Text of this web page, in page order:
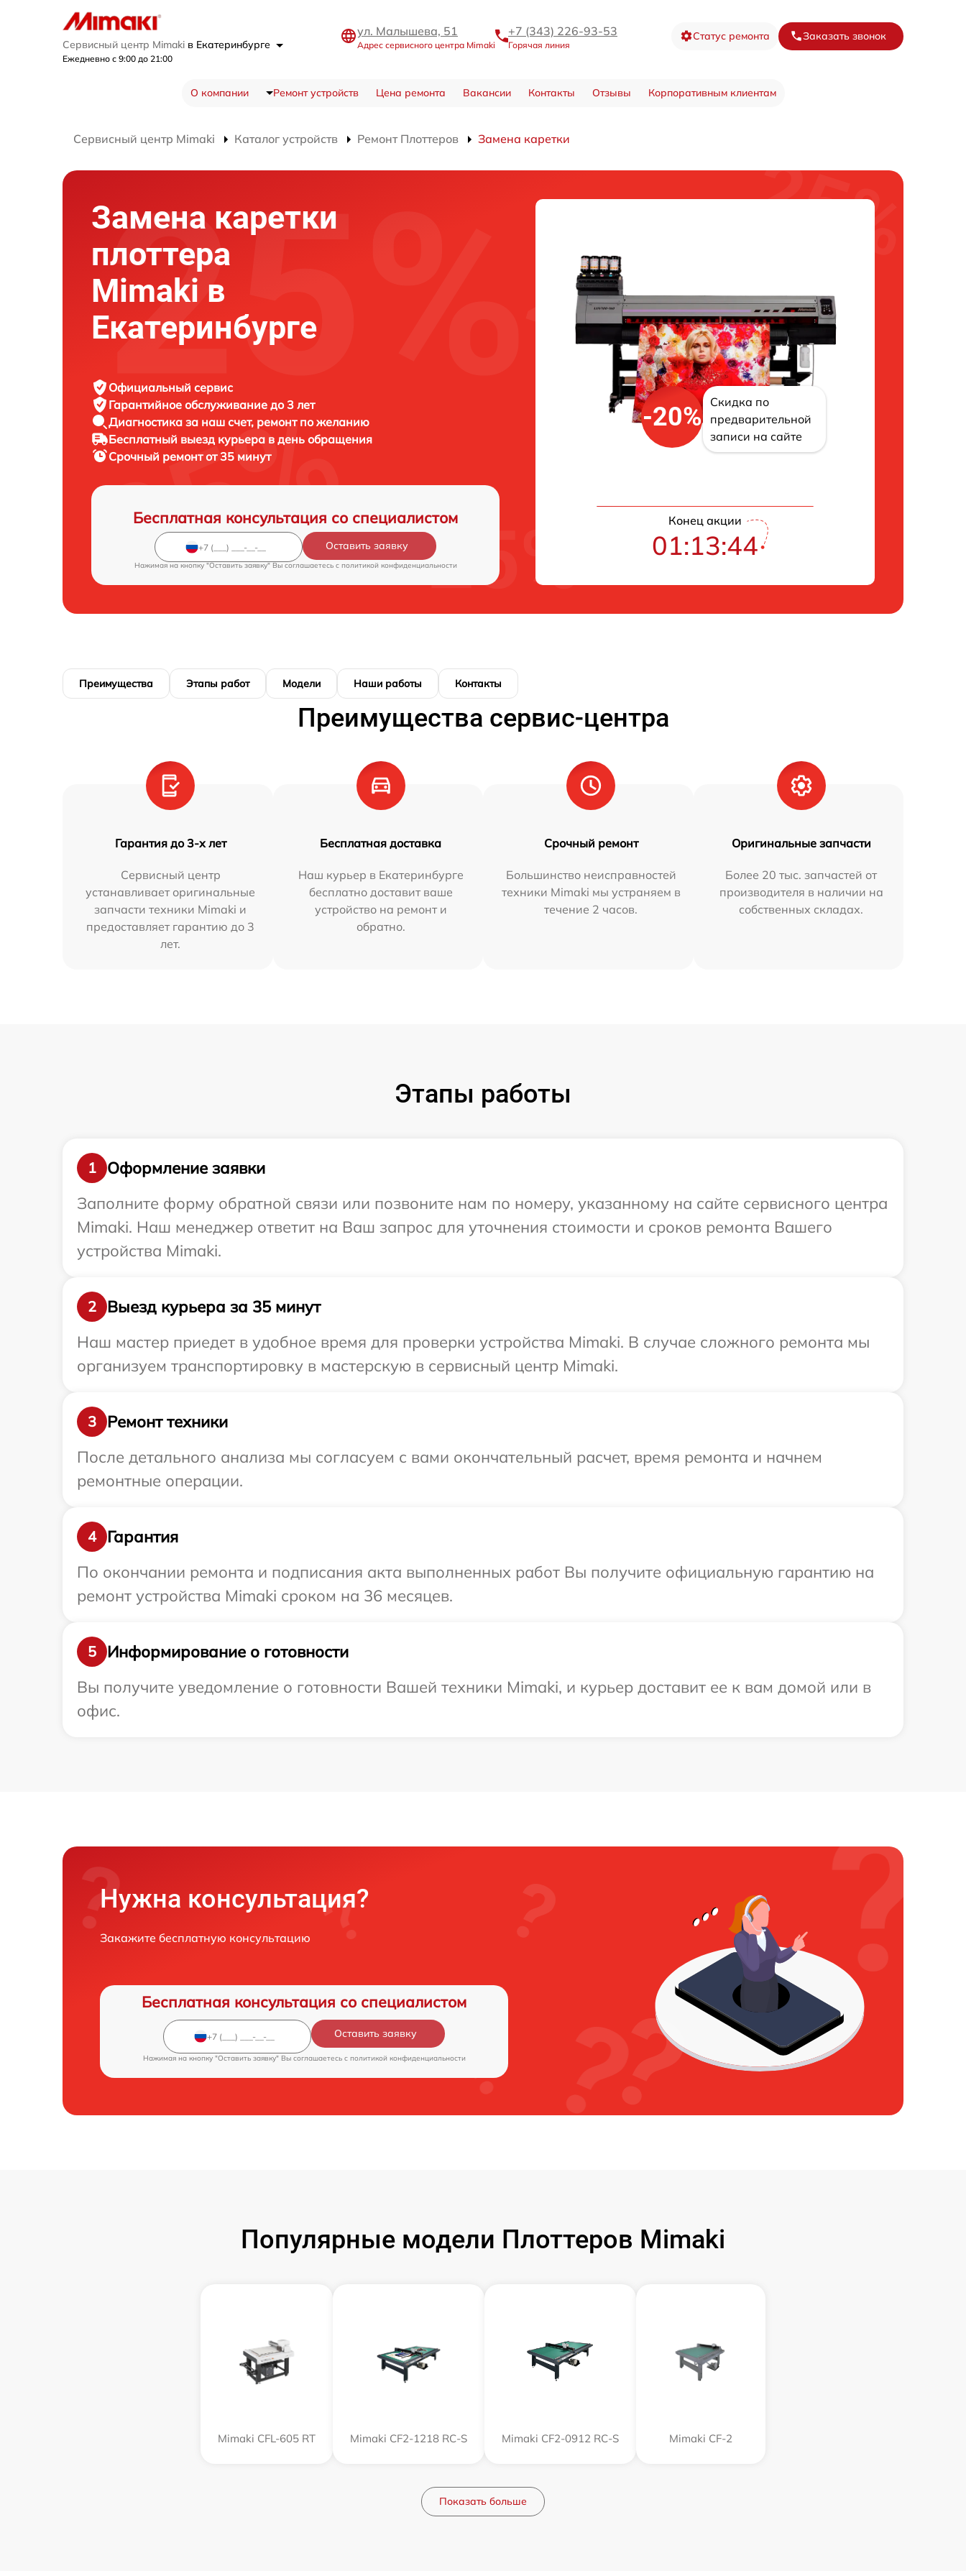
Сервисный центр Mimaki в Екатеринбурге
Ежедневно с 9:00 до 21:00
ул. Малышева, 51
Адрес сервисного центра Mimaki
+7 (343) 226-93-53
Горячая линия
Статус ремонта Заказать звонок
О компании Ремонт устройств Цена ремонта Вакансии Контакты Отзывы Корпоративным клиентам
Сервисный центр Mimaki Каталог устройств Ремонт Плоттеров Замена каретки
Замена каретки
плоттера
Mimaki в
Екатеринбурге
Официальный сервис
Гарантийное обслуживание до 3 лет
Диагностика за наш счет, ремонт по желанию
Бесплатный выезд курьера в день обращения
Срочный ремонтот 35 минут
Бесплатная консультация со специалистом
Оставить заявку
Нажимая на кнопку "Оставить заявку" Вы соглашаетесь c политикой конфиденциальности
-20%
Скидка по
предварительной
записи на сайте
Конец акции
01:13:43
Преимущества Этапы работ Модели Наши работы Контакты
Преимущества сервис-центра
Гарантия до 3-х лет
Сервисный центр
устанавливает оригинальные
запчасти техники Mimaki и
предоставляет гарантию до 3
лет.
Бесплатная доставка
Наш курьер в Екатеринбурге
бесплатно доставит ваше
устройство на ремонт и
обратно.
Срочный ремонт
Большинство неисправностей
техники Mimaki мы устраняем в
течение 2 часов.
Оригинальные запчасти
Более 20 тыс. запчастей от
производителя в наличии на
собственных складах.
Этапы работы
1
Оформление заявки
Заполните форму обратной связи или позвоните нам по номеру, указанному на сайте сервисного центра
Mimaki. Наш менеджер ответит на Ваш запрос для уточнения стоимости и сроков ремонта Вашего
устройства Mimaki.
2
Выезд курьера за 35 минут
Наш мастер приедет в удобное время для проверки устройства Mimaki. В случае сложного ремонта мы
организуем транспортировку в мастерскую в сервисный центр Mimaki.
3
Ремонт техники
После детального анализа мы согласуем с вами окончательный расчет, время ремонта и начнем
ремонтные операции.
4
Гарантия
По окончании ремонта и подписания акта выполненных работ Вы получите официальную гарантию на
ремонт устройства Mimaki сроком на 36 месяцев.
5
Информирование о готовности
Вы получите уведомление о готовности Вашей техники Mimaki, и курьер доставит ее к вам домой или в
офис.
Нужна консультация?
Закажите бесплатную консультацию
Бесплатная консультация со специалистом
Оставить заявку
Нажимая на кнопку "Оставить заявку" Вы соглашаетесь c политикой конфиденциальности
Популярные модели Плоттеров Mimaki
Mimaki CFL-605 RT Mimaki CF2-1218 RC-S Mimaki CF2-0912 RC-S Mimaki CF-2
Показать больше